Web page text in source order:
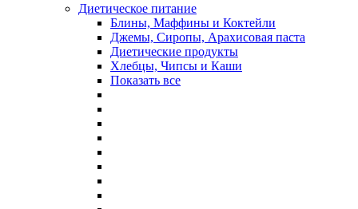
Диетическое питание
Блины, Маффины и Коктейли
Джемы, Сиропы, Арахисовая паста
Диетические продукты
Хлебцы, Чипсы и Каши
Показать все